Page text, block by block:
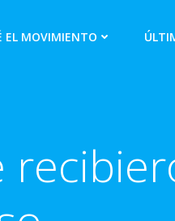
EL MOVIMIENTO